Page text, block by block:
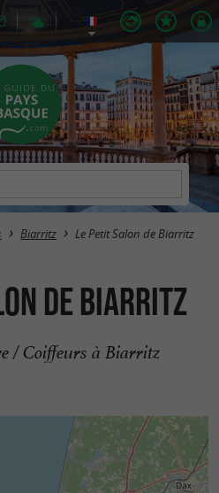
Biarritz Le Petit Salon de Biarritz
de Biarritz
/ Coiffeurs à Biarritz